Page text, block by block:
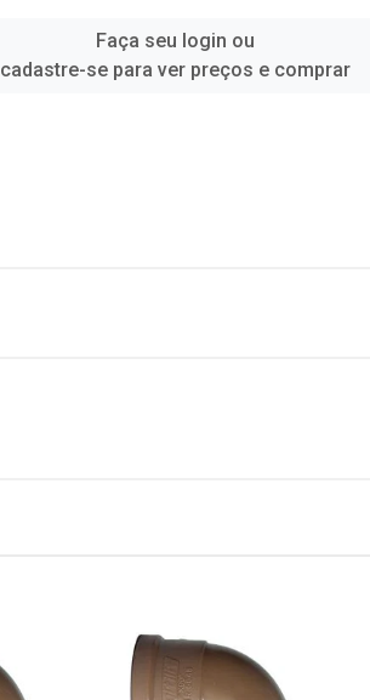
Faça seu login ou
cadastre-se para ver preços e comprar